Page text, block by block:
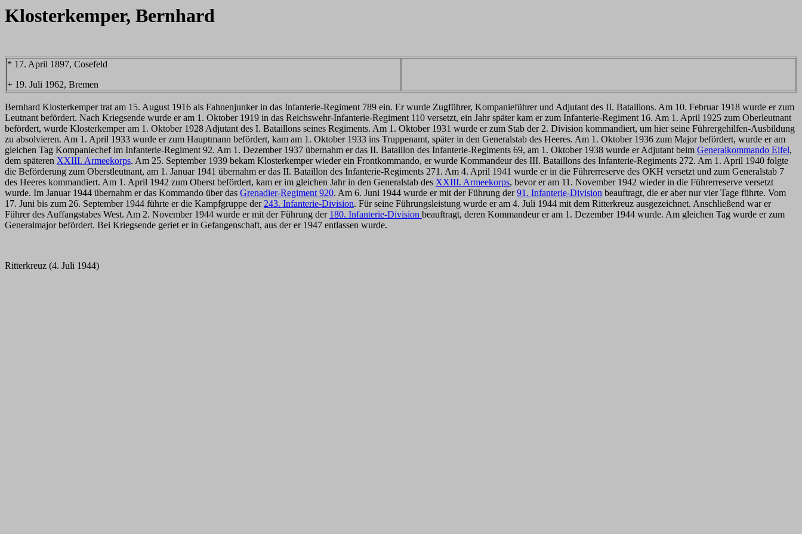
Klosterkemper, Bernhard
* 17. April 1897, Cosefeld
+ 19. Juli 1962, Bremen
Bernhard Klosterkemper trat am 15. August 1916 als Fahnenjunker in das Infanterie-Regiment 789 ein. Er wurde Zugführer, Kompanieführer und Adjutant des II. Bataillons. Am 10. Februar 1918 wurde er zum
Leutnant befördert. Nach Kriegsende wurde er am 1. Oktober 1919 in das Reichswehr-Infanterie-Regiment 110 versetzt, ein Jahr später kam er zum Infanterie-Regiment 16. Am 1. April 1925 zum Oberleutnant
befördert, wurde Klosterkemper am 1. Oktober 1928 Adjutant des I. Bataillons seines Regiments. Am 1. Oktober 1931 wurde er zum Stab der 2. Division kommandiert, um hier seine Führergehilfen-Ausbildung
zu absolvieren. Am 1. April 1933 wurde er zum Hauptmann befördert, kam am 1. Oktober 1933 ins Truppenamt, später in den Generalstab des Heeres. Am 1. Oktober 1936 zum Major befördert, wurde er am
gleichen Tag Kompaniechef im Infanterie-Regiment 92. Am 1. Dezember 1937 übernahm er das II. Bataillon des Infanterie-Regiments 69, am 1. Oktober 1938 wurde er Adjutant beim Generalkommando Eifel,
dem späteren XXIII. Armeekorps. Am 25. September 1939 bekam Klosterkemper wieder ein Frontkommando, er wurde Kommandeur des III. Bataillons des Infanterie-Regiments 272. Am 1. April 1940 folgte
die Beförderung zum Oberstleutnant, am 1. Januar 1941 übernahm er das II. Bataillon des Infanterie-Regiments 271. Am 4. April 1941 wurde er in die Führerreserve des OKH versetzt und zum Generalstab 7
des Heeres kommandiert. Am 1. April 1942 zum Oberst befördert, kam er im gleichen Jahr in den Generalstab des XXIII. Armeekorps, bevor er am 11. November 1942 wieder in die Führerreserve versetzt
wurde. Im Januar 1944 übernahm er das Kommando über das Grenadier-Regiment 920. Am 6. Juni 1944 wurde er mit der Führung der91. Infanterie-Division beauftragt, die er aber nur vier Tage führte. Vom
17. Juni bis zum 26. September 1944 führte er die Kampfgruppe der 243. Infanterie-Division. Für seine Führungsleistung wurde er am 4. Juli 1944 mit dem Ritterkreuz ausgezeichnet. Anschließend war er
Führer des Auffangstabes West. Am 2. November 1944 wurde er mit der Führung der 180. Infanterie-Division beauftragt, deren Kommandeur er am 1. Dezember 1944 wurde. Am gleichen Tag wurde er zum
Generalmajor befördert. Bei Kriegsende geriet er in Gefangenschaft, aus der er 1947 entlassen wurde.
Ritterkreuz (4. Juli 1944)